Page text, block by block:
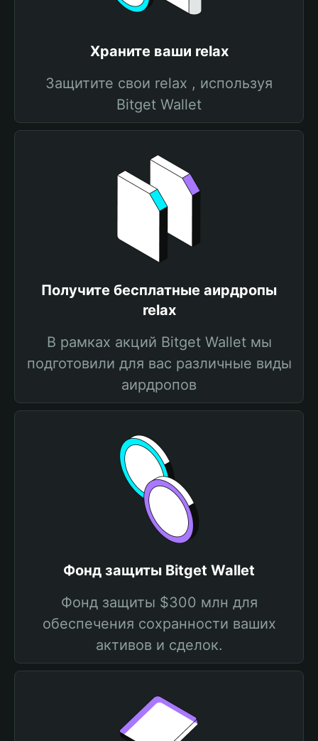
Храните ваши relax
Защитите свои relax , используя
Bitget Wallet
Получите бесплатные аирдропы
relax
В рамках акций Bitget Wallet мы
подготовили для вас различные виды
аирдропов
Фонд защиты Bitget Wallet
Фонд защиты $300 млн для
обеспечения сохранности ваших
активов и сделок.